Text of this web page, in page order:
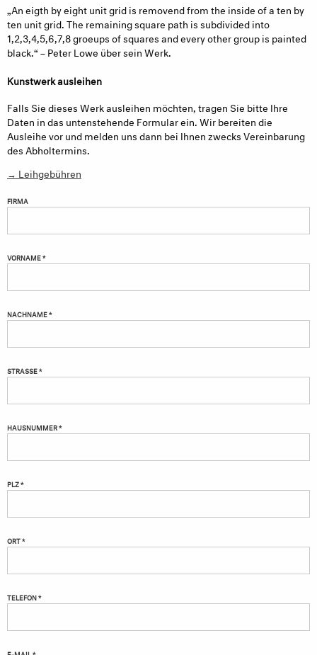
„An eigth by eight unit grid is removend from the inside of a ten by
ten unit grid. The remaining square path is subdivided into
1,2,3,4,5,6,7,8 groeups of squares and every other group is painted
black.“ – Peter Lowe über sein Werk.
Kunstwerk ausleihen
Falls Sie dieses Werk ausleihen möchten, tragen Sie bitte Ihre
Daten in das untenstehende Formular ein. Wir bereiten die
Ausleihe vor und melden uns dann bei Ihnen zwecks Vereinbarung
des Abholtermins.
→ Leihgebühren
FIRMA
VORNAME *
NACHNAME *
STRASSE *
HAUSNUMMER *
PLZ *
ORT *
TELEFON *